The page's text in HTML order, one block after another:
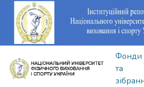
Фонди
та